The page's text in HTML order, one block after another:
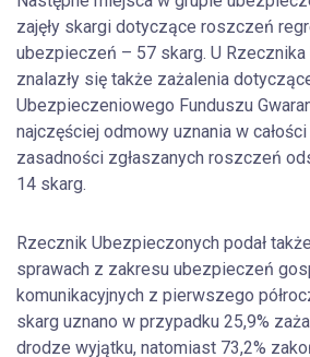
zajęły skargi dotyczące roszczeń
ubezpieczeń – 57 skarg. U
znalazły się także zażalenia
Ubezpieczeniowego Funduszu
najczęściej odmowy uznania w
zasadności zgłaszanych roszczeń
14 skarg.
Rzecznik Ubezpieczonych podał
sprawach z zakresu ubezpieczeń
komunikacyjnych z pierwszego
skarg uznano w przypadku 25,9%
drodze wyjątku, natomiast 73,2%